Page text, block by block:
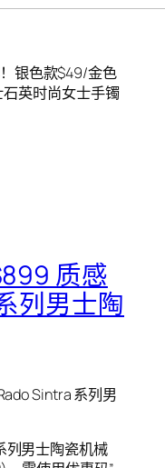
银色款$49/金色
石英时尚女士手镯
质感
列男士陶
Sintra 系列男
列男士陶瓷机械